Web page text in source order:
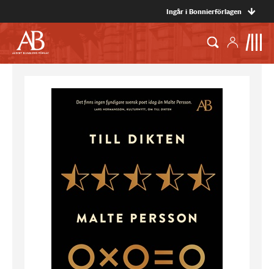
Ingår i Bonnierförlagen